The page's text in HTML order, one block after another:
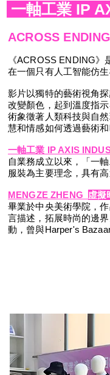
一軸工業 IP
ACROSS ENDING
《ACROSS ENDING
在一個只有人工智能仿
影片以獨特的藝術視角
改變顏色，起到溫度指
術象徵著人類科技與自
慧和情感如何透過藝術
一軸工業 IP AXIS
自業務成立以來，「一
服裝為主要理念，具有
MENGZE ZHENG 虛擬
畢業於中央美術學院，
言描述，拓展時尚的邊
動，曾與Harper's